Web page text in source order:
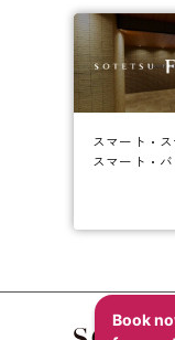
スマート・ス
スマート・
Book